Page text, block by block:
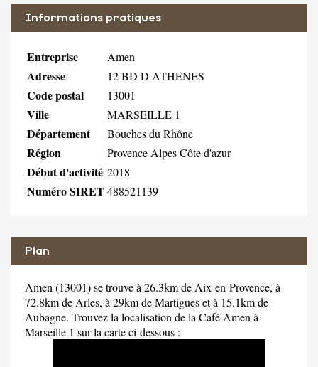
Informations pratiques
Entreprise Amen
Adresse 12 BD D ATHENES
Code postal 13001
Ville MARSEILLE 1
Département Bouches du Rhône
Région Provence Alpes Côte d'azur
Début d'activité 2018
Numéro SIRET488521139
Plan
Amen (13001) se trouve à 26.3km de Aix-en-Provence, à
72.8km de Arles, à 29km de Martigues et à 15.1km de
Aubagne. Trouvez la localisation de la Café Amen à
Marseille 1 sur la carte ci-dessous :